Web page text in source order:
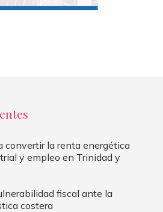
convertir la renta energética
y empleo en Trinidad y
fiscal ante la
costera